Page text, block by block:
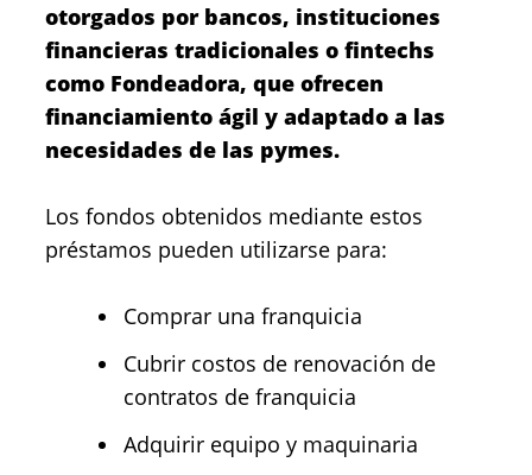
otorgados por bancos, instituciones
financieras tradicionales o fintechs
como Fondeadora, que ofrecen
financiamiento ágil y adaptado a las
necesidades de las pymes.
Los fondos obtenidos mediante estos
préstamos pueden utilizarse para:
Comprar una franquicia
Cubrir costos de renovación de
contratos de franquicia
Adquirir equipo y maquinaria